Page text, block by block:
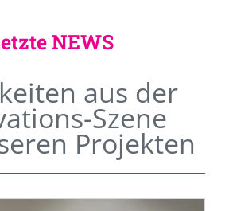
NEWS
aus der
Szene
Projekten